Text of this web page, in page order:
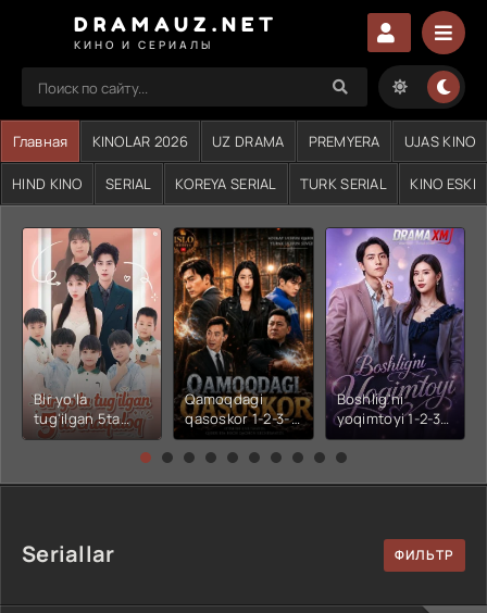
DRAMAUZ.NET
КИНО И СЕРИАЛЫ
Главная KINOLAR 2026 UZ DRAMA PREMYERA UJAS KINO
HIND KINO SERIAL KOREYA SERIAL TURK SERIAL KINO ESKI
Bir yo'la
tug'ilgan 5ta
chaqaloq 1-2-3-
tilida Barcha
Qamoqdagi
qasoskor 1-2-3-
4-5-6-7-10-20-
30-50-60-70-80-
Boshlig'ni
yoqimtoyi 1-2-3-
4-5-6-7-10-20-
30-50-60-70-80-
tilida Barcha
qismlar 2026 HD
skachat
Seriallar